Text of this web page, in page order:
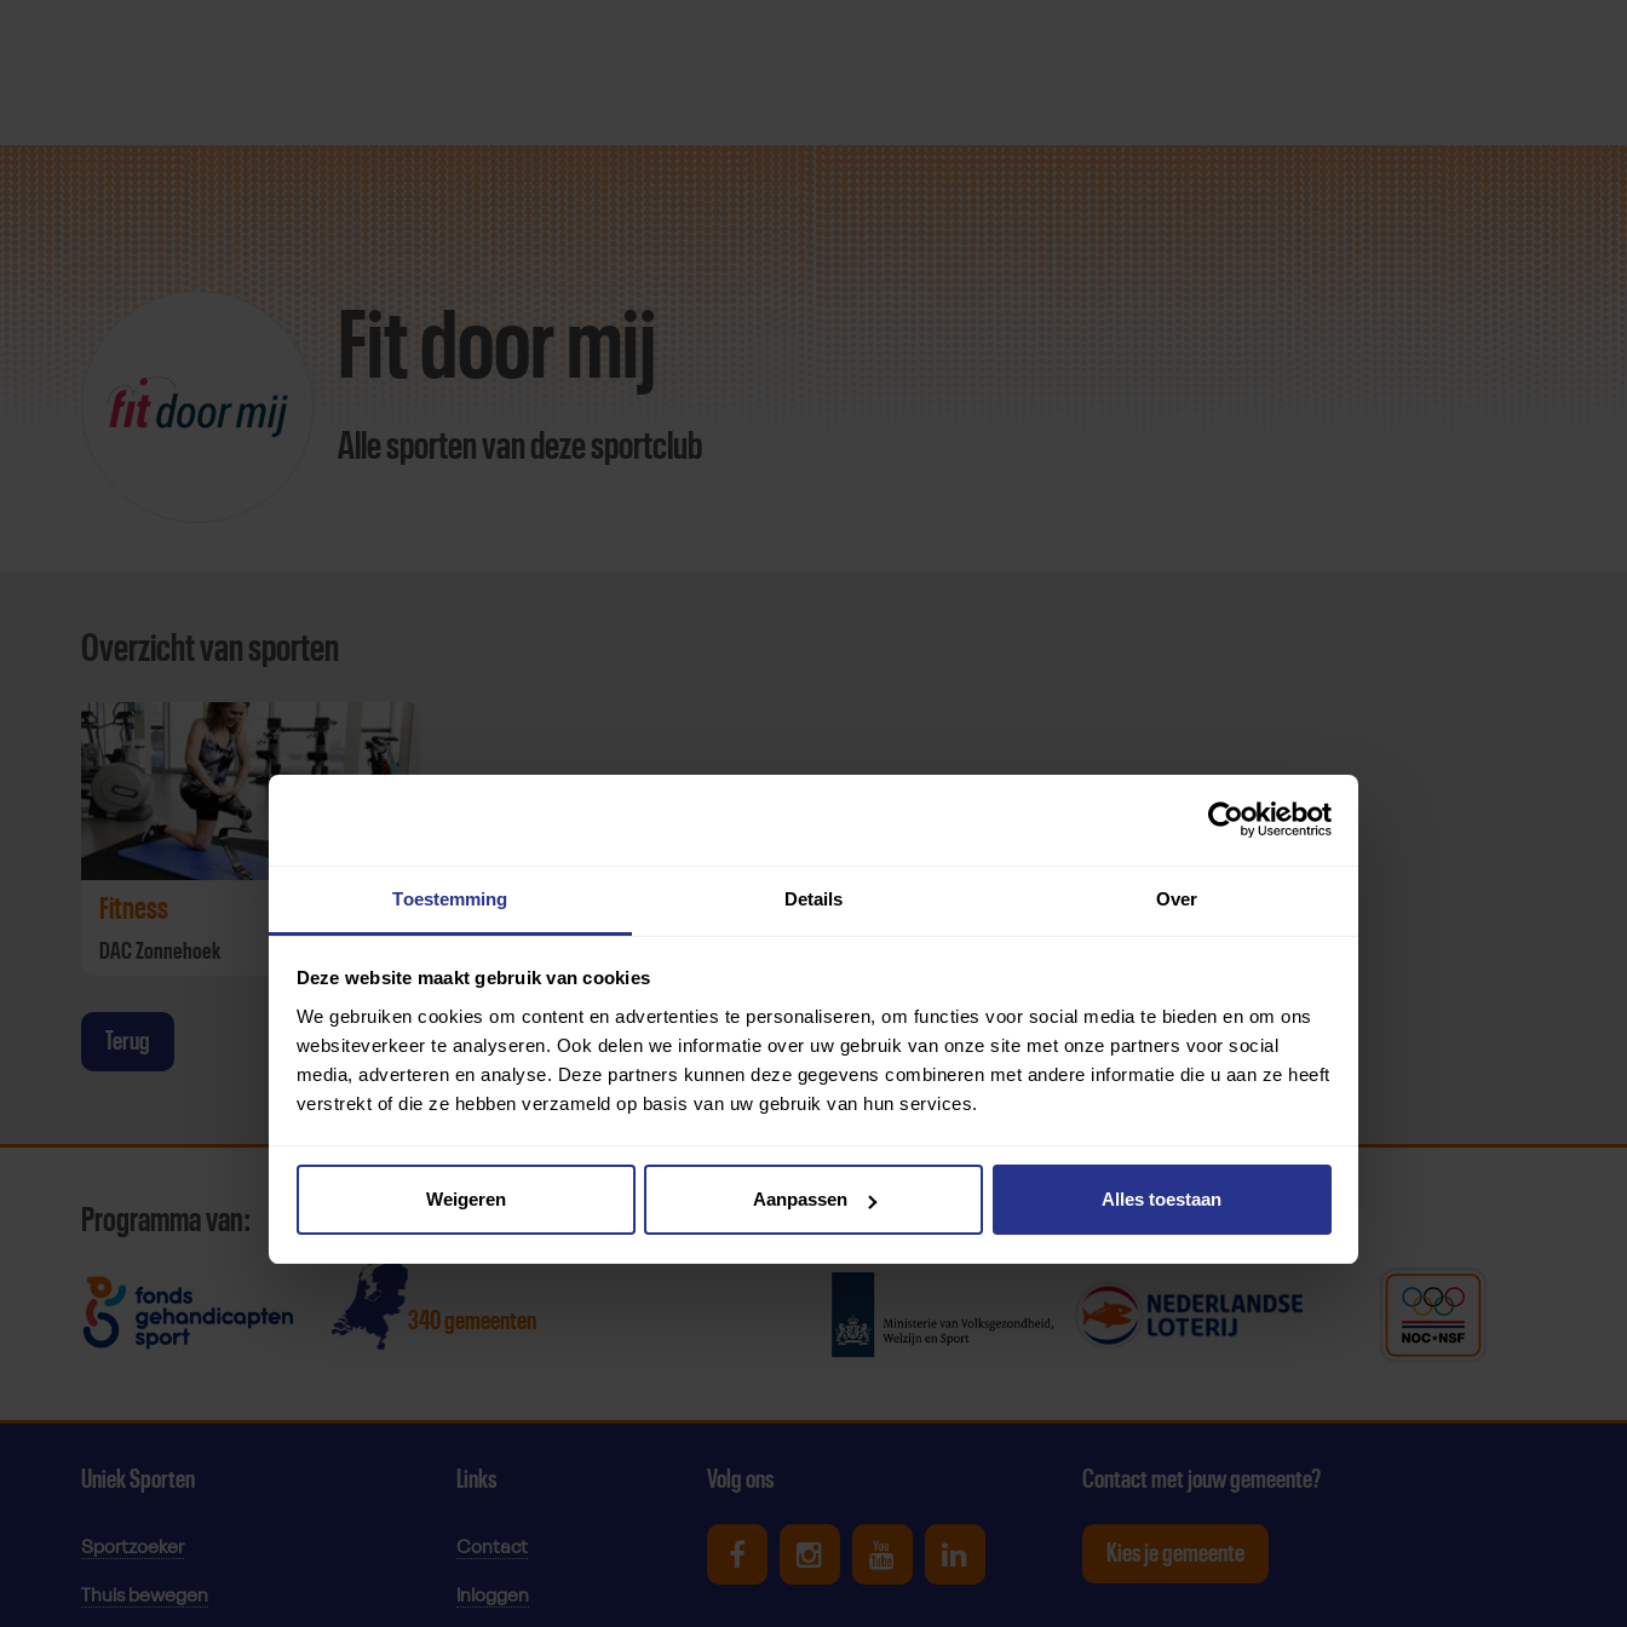
Toestemming Details Over
Deze website maakt gebruik van cookies
We gebruiken cookies om content en advertenties te personaliseren, om functies voor social media te bieden en om ons
websiteverkeer te analyseren. Ook delen we informatie over uw gebruik van onze site met onze partners voor social
media, adverteren en analyse. Deze partners kunnen deze gegevens combineren met andere informatie die u aan ze heeft
verstrekt of die ze hebben verzameld op basis van uw gebruik van hun services.
Weigeren Aanpassen Alles toestaan
Direct
door
Fit door mij
Alle sporten van deze sportclub
Overzicht van sporten
Fitness
DAC Zonnehoek
Terug
Programma van:
340 gemeenten
Partners:
Uniek Sporten
Sportzoeker
Thuis bewegen
Links
Contact
Inloggen
Volg ons
Uniek Sporten op Facebook
Uniek Sporten op Instagram
Uniek Sporten op Youtube
Uniek Sporten op Linkedin
Contact met jouw gemeente?
Kies je gemeente